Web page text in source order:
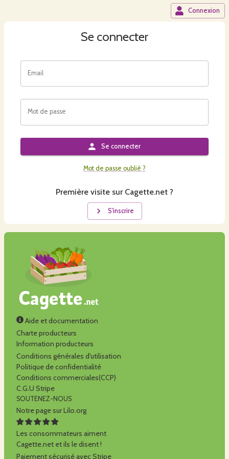
Connexion
Se connecter
Email
Mot de passe
Se connecter
Mot de passe oublié ?
Première visite sur Cagette.net ?
S'inscrire
Aide et documentation
Charte producteurs
Information producteurs
Conditions générales d'utilisation
Politique de confidentialité
Conditions commerciales(CCP)
C.G.U Stripe
SOUTENEZ-NOUS
Notre page sur Lilo.org
Les consommateurs aiment
Cagette.net et ils le disent !
Paiement sécurisé avec Stripe